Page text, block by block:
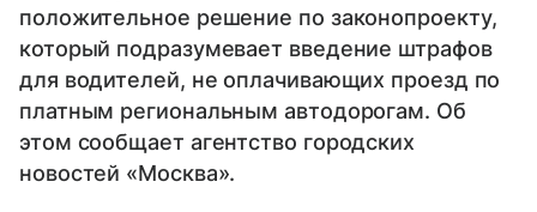
положительное решение по законопроекту,
который подразумевает введение штрафов
для водителей, не оплачивающих проезд по
платным региональным автодорогам. Об
этом сообщает агентство городских
новостей «Москва».